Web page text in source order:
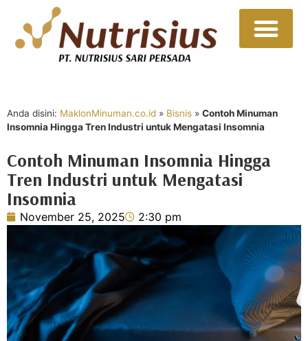
Anda disini: MaklonMinuman.co.id » Bisnis » Contoh Minuman
Insomnia Hingga Tren Industri untuk Mengatasi Insomnia
Contoh Minuman Insomnia Hingga
Tren Industri untuk Mengatasi
Insomnia
November 25, 2025 2:30 pm